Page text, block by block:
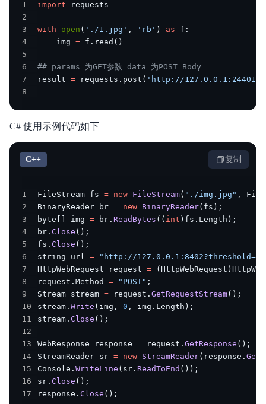
1 import
2
3
with open ( './1.jpg' , 'rb' ) as f :
4
    img
= f . read ( )
5
6
## params 为GET参数 data 为POST Body
7
result = requests . post ( 'http://127.0.0.1:24401/'
8
C# 使用示例代码如下
C++ 复制
1 FileStream fs = new FileStream( "./img.jpg" ,
2
BinaryReader br = new BinaryReader( fs ) ;
3
byte img = br . ReadBytes ( ( int ) fs . Length ) ;
4
br . Close ( ) ;
5
fs . Close ( ) ;
6
string url =
"http://
7
HttpWebRequest request = ( HttpWebRequest )
8
request . Method = "POST" ;
9
Stream stream = request . GetRequestStream( ) ;
10
stream . Write ( img , 0 , img . Length ) ;
11
stream . Close ( ) ;
12
13
WebResponse response = request . GetResponse ( ) ;
14
StreamReader sr = new StreamReader( response .
15
Console . WriteLine ( sr . ReadToEnd ( ) ) ;
16
sr . Close ( ) ;
17
response . Close ( ) ;